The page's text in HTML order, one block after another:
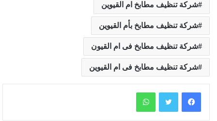
شركة تنظيف مطابخ ام القيوين
شركة تنظيف مطابخ بأم القيوين
شركة تنظيف مطابخ فى ام القيون
شركة تنظيف مطابخ فى ام القيوين
واتساب